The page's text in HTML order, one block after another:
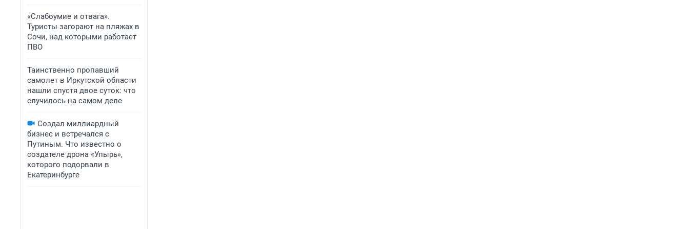
«Слабоумие и отвага».
Туристы загорают на пляжах в
Сочи, над которыми работает
ПВО
Таинственно пропавший
самолет в Иркутской области
нашли спустя двое суток: что
случилось на самом деле
Создал миллиардный
бизнес и встречался с
Путиным. Что известно о
создателе дрона «Упырь»,
которого подорвали в
Екатеринбурге